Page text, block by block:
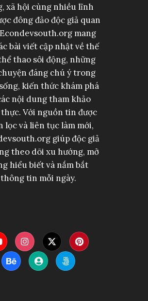
xã hội cùng nhiều lĩnh
đông đảo độc giả quan
mang
bài viết cập nhật về thế
thao sôi động, những
đáng chú ý trong
kiến thức khám phá
nội dung tham khảo
Với nguồn tin được
lọc và liên tục làm mới,
giúp độc giả
theo dõi xu hướng, mở
hiểu biết và nắm bắt
thông tin mỗi ngày.